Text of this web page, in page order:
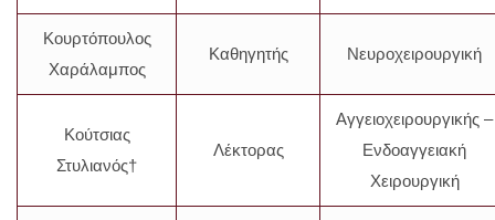
Κουρτόπουλος
Χαράλαμπος
Καθηγητής Νευροχειρουργική
Κούτσιας
Στυλιανός†
Λέκτορας
Αγγειοχειρουργικής –
Ενδοαγγειακή
Χειρουργική